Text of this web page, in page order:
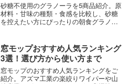
砂糖不使用のグラノーラを5商品紹介。原
材料・甘味の種類・食感を比較し、砂糖
を控えたい方にぴったりの朝食グラノー
窓モップおすすめ人気ランキング
3選！選び方から使い方まで
窓モップのおすすめ人気ランキングをご
紹介。アズマ工業の楽絞りワイパーや山